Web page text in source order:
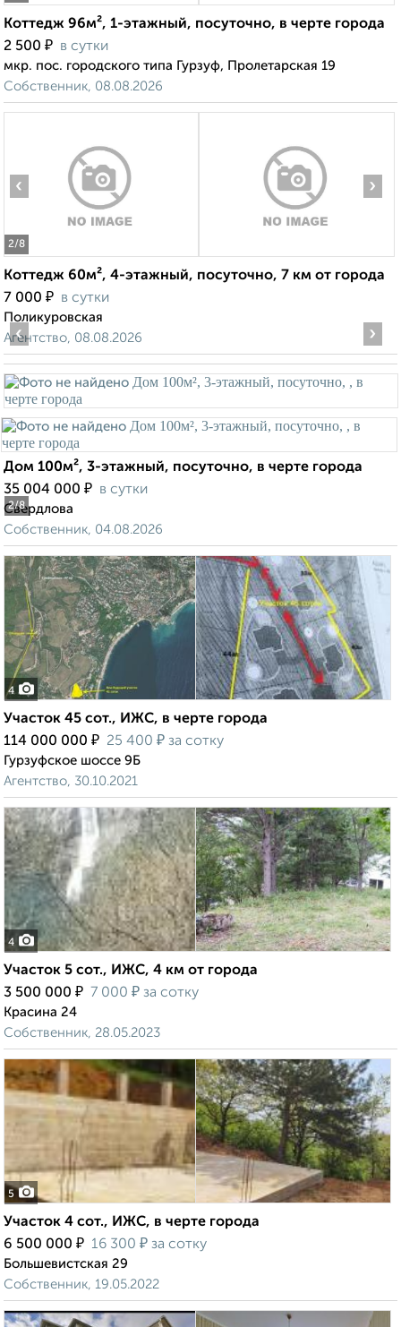
Коттедж 96м², 1-этажный, посуточно, в черте города
2 500 ₽ в сутки
мкр. пос. городского типа Гурзуф, Пролетарская 19
Собственник, 08.08.2026
2/8
‹ ›
Коттедж 60м², 4-этажный, посуточно, 7 км от города
7 000 ₽ в сутки
Поликуровская
Агентство, 08.08.2026
2/8
‹ ›
Дом 100м², 3-этажный, посуточно, в черте города
35 004 000 ₽ в сутки
Свердлова
Собственник, 04.08.2026
4
Участок 45 сот., ИЖС, в черте города
114 000 000 ₽ 25 400 ₽ за сотку
Гурзуфское шоссе 9Б
Агентство, 30.10.2021
4
Участок 5 сот., ИЖС, 4 км от города
3 500 000 ₽ 7 000 ₽ за сотку
Красина 24
Собственник, 28.05.2023
5
Участок 4 сот., ИЖС, в черте города
6 500 000 ₽ 16 300 ₽ за сотку
Большевистская 29
Собственник, 19.05.2022